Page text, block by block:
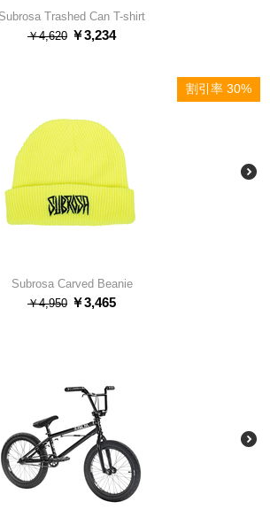
Subrosa Trashed Can T-shirt
￥4,620 ￥3,234
割引率 30%
Subrosa Carved Beanie
￥4,950 ￥3,465